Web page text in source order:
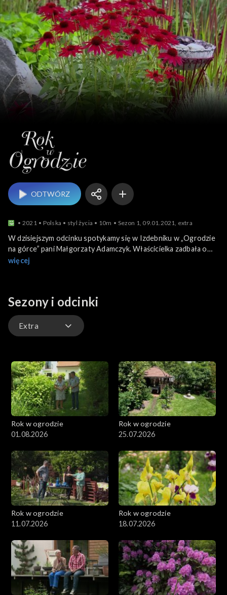
Rok w ogrodzie
ODTWÓRZ
2021 Polska styl życia 10m Sezon 1, 09.01.2021, extra
W dzisiejszym odcinku spotykamy się w Izdebniku w „Ogrodzie
na górce” pani Małgorzaty Adamczyk. Właścicielka zadbała o
odpowiedni dobór roślin, dzięki czemu są w stanie przetrwać
połączenie traw i roślin kwitnących. W czym tkwi sekret pani
Małgorzaty na tworzenie tych wyjątkowych kompozycji?
więcej
Sezony i odcinki
Extra
Extra
Rok w ogrodzie
01.08.2026
Rok w ogrodzie
25.07.2026
Rok w ogrodzie
11.07.2026
Rok w ogrodzie
18.07.2026